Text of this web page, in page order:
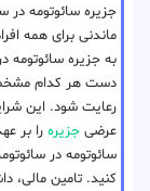
جزیره سائوتومه در
ماندنی برای همه
به جزیره سائوتومه
دست هر کدام
رعایت شود. این
عرضی جزیره را بر
سائوتومه در
کنید. تامین